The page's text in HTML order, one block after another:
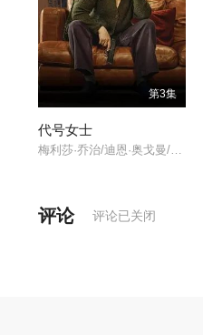
第3集
代号女士
评论 评论已关闭